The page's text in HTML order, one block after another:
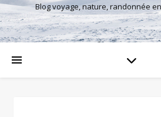
Blog voyage, nature, randonnée